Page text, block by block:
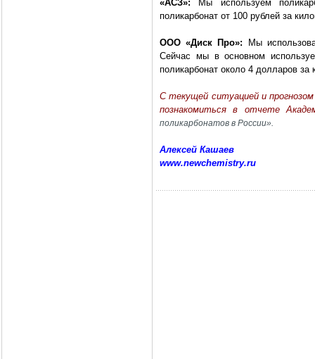
«АСЗ»: Мы используем
поликарбонат от 100 рублей за
ООО «Диск Про»:
Мы
Сейчас мы в основном
поликарбонат около 4 долларов за
C текущей ситуацией и
познакомиться в отчете
поликарбонатов в России».
Алексей Кашаев
www.newchemistry.ru